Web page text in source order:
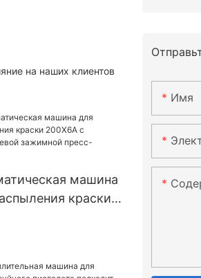
на наших клиентов
машина
краски
Имя